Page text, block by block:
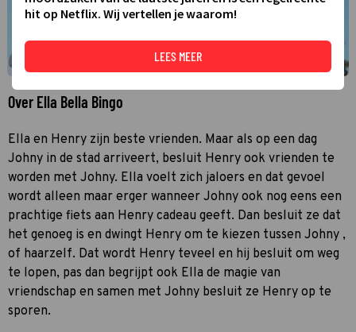
Over Ella Bella Bingo
Ella en Henry zijn beste vrienden. Maar als op een dag
Johny in de stad arriveert, besluit Henry ook vrienden te
worden met Johny. Ella voelt zich jaloers en dat gevoel
wordt alleen maar erger wanneer Johny ook nog eens een
prachtige fiets aan Henry cadeau geeft. Dan besluit ze dat
het genoeg is en dwingt Henry om te kiezen tussen Johny ,
of haarzelf. Dat wordt Henry teveel en hij besluit om weg
te lopen, pas dan begrijpt ook Ella de magie van
vriendschap en samen met Johny besluit ze Henry op te
sporen.
hit op Netflix. Wij vertellen je waarom!
LEES MEER